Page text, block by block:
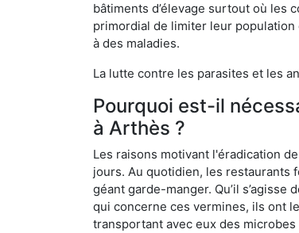
bâtiments d’élevage surtout où les
primordial de limiter leur
à des maladies.
La lutte contre les parasites et les
Pourquoi est-il
à Arthès ?
Les raisons motivant l'éradication
jours. Au quotidien, les restaurants
géant garde-manger. Qu’il
qui concerne ces vermines, ils ont
transportant avec eux des